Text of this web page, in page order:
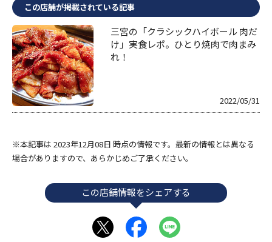
この店舗が掲載されている記事
三宮の「クラシックハイボール 肉だ
け」実食レポ。ひとり焼肉で肉まみ
れ！
2022/05/31
※本記事は 2023年12月08日 時点の情報です。最新の情報とは異なる
場合がありますので、あらかじめご了承ください。
この店舗情報をシェアする